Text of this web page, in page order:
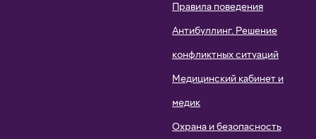
Правила поведения
Антибуллинг. Решение
конфликтных ситуаций
Медицинский кабинет и
медик
Охрана и безопасность